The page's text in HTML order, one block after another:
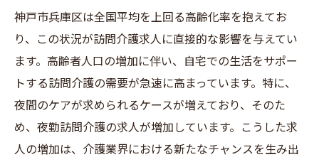
の道筋を解説
訪問介護求人応募の基本ステップ
神戸市兵庫区での求人応募に際するポイン
ト
成功する応募書類作成のコツ
面接での効果的なアピール方法
訪問介護職に必要な資格とその取得法
神戸市兵庫区は全国平均を上回る高齢化率を抱えてお
り、この状況が訪問介護求人に直接的な影響を与えてい
ます。高齢者人口の増加に伴い、自宅での生活をサポー
トする訪問介護の需要が急速に高まっています。特に、
夜間のケアが求められるケースが増えており、そのた
め、夜勤訪問介護の求人が増加しています。こうした求
人の増加は、介護業界における新たなチャンスを生み出